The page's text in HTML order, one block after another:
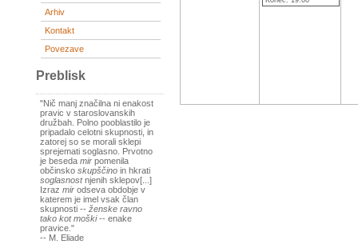
Arhiv
Kontakt
Povezave
Preblisk
"Nič manj značilna ni enakost
pravic v staroslovanskih
družbah. Polno pooblastilo je
pripadalo celotni skupnosti, in
zatorej so se morali sklepi
sprejemati soglasno. Prvotno
je beseda mir pomenila
občinsko skupščino in hkrati
soglasnostnjenih sklepov[...]
Izraz mir odseva obdobje v
katerem je imel vsak član
skupnosti -- ženske ravno
tako kot moški-- enake
pravice."
-- M. Eliade